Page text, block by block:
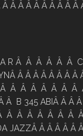
Â Â Â Â Â Â Â Â Â
R Â Â Â Â Â Â
Â Â Â Â Â Â Â Â
Â Â Â Â Â Â Â Â
Â B 345 ABIÂ Â Â
Â Â Â Â Â Â Â Â
JAZZÂ Â Â Â Â Â